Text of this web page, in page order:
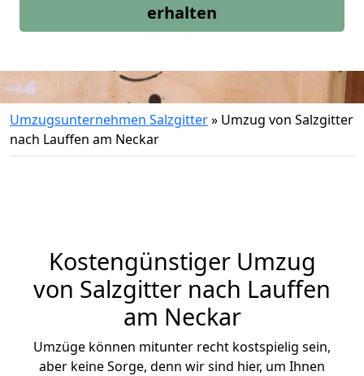
erhalten
Umzugsunternehmen Salzgitter» Umzug von Salzgitter
nach Lauffen am Neckar
Kostengünstiger Umzug
von Salzgitter nach Lauffen
am Neckar
Umzüge können mitunter recht kostspielig sein,
aber keine Sorge, denn wir sind hier, um Ihnen